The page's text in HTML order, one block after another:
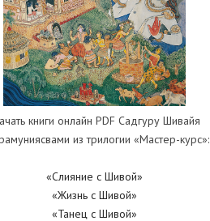
книги онлайн PDF Садгуру Шивайя
из трилогии «Мастер-курс»:
«Слияние с Шивой»
«Жизнь с Шивой»
«Танец с Шивой»